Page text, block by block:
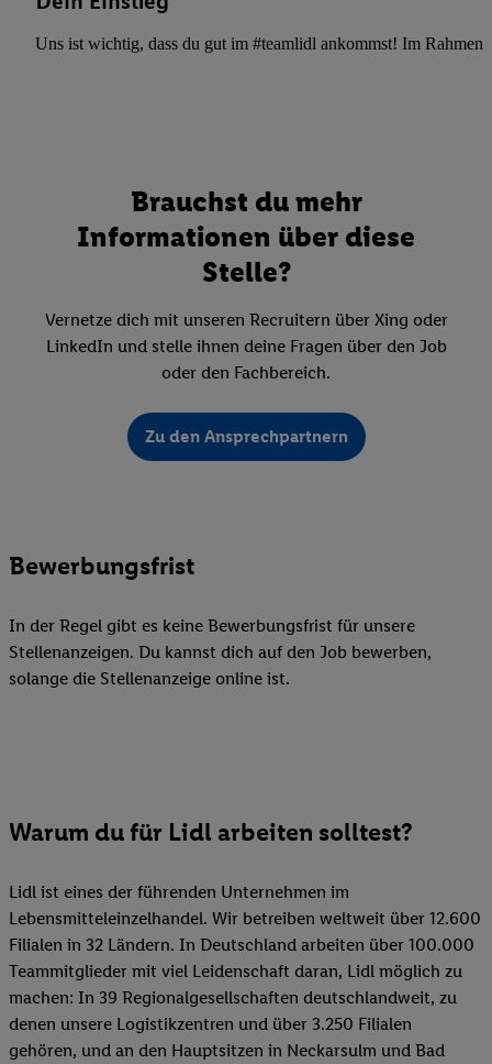
Uns ist wichtig, dass du gut im #teamlidl ankommst! Im Rahmen
Brauchst du mehr
Informationen über diese
Stelle?
Vernetze dich mit unseren Recruitern über Xing oder
LinkedIn und stelle ihnen deine Fragen über den Job
oder den Fachbereich.
Zu den Ansprechpartnern
Bewerbungsfrist
In der Regel gibt es keine Bewerbungsfrist für unsere
Stellenanzeigen. Du kannst dich auf den Job bewerben,
solange die Stellenanzeige online ist.
Warum du für Lidl arbeiten solltest?
Lidl ist eines der führenden Unternehmen im
Lebensmitteleinzelhandel. Wir betreiben weltweit über 12.600
Filialen in 32 Ländern. In Deutschland arbeiten über 100.000
Teammitglieder mit viel Leidenschaft daran, Lidl möglich zu
machen: In 39 Regionalgesellschaften deutschlandweit, zu
denen unsere Logistikzentren und über 3.250 Filialen
gehören, und an den Hauptsitzen in Neckarsulm und Bad